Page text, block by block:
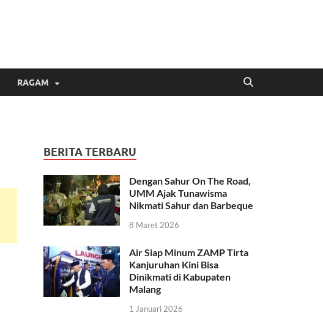
RAGAM
BERITA TERBARU
Dengan Sahur On The Road,
UMM Ajak Tunawisma
Nikmati Sahur dan Barbeque
8 Maret 2026
Air Siap Minum ZAMP Tirta
Kanjuruhan Kini Bisa
Dinikmati di Kabupaten
Malang
1 Januari 2026